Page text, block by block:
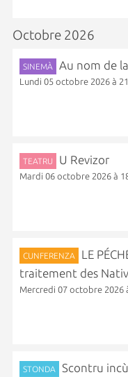
Octobre 2026
SINEMÀ Au nom de
Lundi 05 octobre 2026 à
TEATRU U Revizor
Mardi 06 octobre 2026 à
CUNFERENZA
LE
traitement des
Mercredi 07 octobre 2026
STONDA Scontru